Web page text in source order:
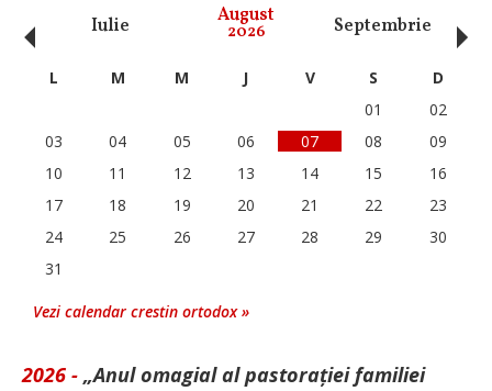
Iulie August
2026 Septembrie
‹ L M M J V S
D
01
02
03
04 05 06 07 08
09
10
11 12 13 14 15
16
17
18 19 20 21 22
23
24
25 26 27 28 29
30
31
Vezi calendar crestin ortodox »
2026 - „Anul omagial al pastorației familiei